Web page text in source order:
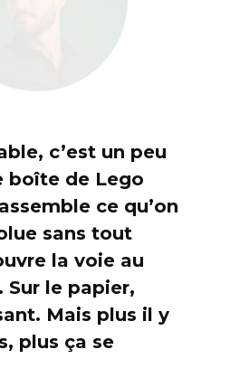
c’est un peu
boîte de Lego
ce qu’on
sans tout
la voie au
le papier,
Mais plus il y
plus ça se